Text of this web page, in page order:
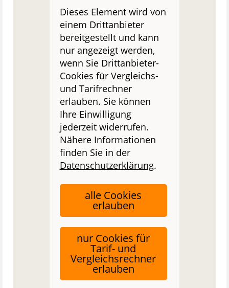
Dieses Element wird von
einem Drittanbieter
bereitgestellt und kann
nur angezeigt werden,
wenn Sie Drittanbieter-
Cookies für Vergleichs-
und Tarifrechner
erlauben. Sie können
Ihre Einwilligung
jederzeit widerrufen.
Nähere Informationen
finden Sie in der
Datenschutzerklärung.
alle Cookies
erlauben
nur Cookies für
Tarif- und
Vergleichsrechner
erlauben